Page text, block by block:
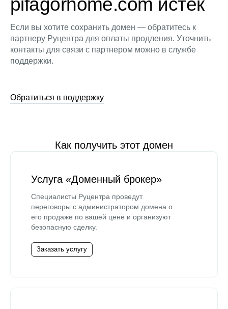
pifagorhome.com истек
Если вы хотите сохранить домен — обратитесь к
партнеру Руцентра для оплаты продления. Уточнить
контакты для связи с партнером можно в службе
поддержки.
Обратиться в поддержку
Как получить этот домен
Услуга «Доменный брокер»
Специалисты Руцентра проведут
переговоры с администратором домена о
его продаже по вашей цене и организуют
безопасную сделку.
Заказать услугу